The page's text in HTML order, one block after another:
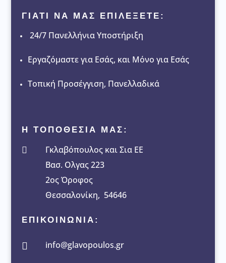
ΓΙΑΤΙ ΝΑ ΜΑΣ ΕΠΙΛΕΞΕΤΕ:
24/7 Πανελλήνια Υποστήριξη
Εργαζόμαστε για Εσάς, και Μόνο για Εσάς
Τοπική Προσέγγιση, Πανελλαδικά
Η ΤΟΠΟΘΕΣΙΑ ΜΑΣ:

Γκλαβόπουλος και Σια ΕΕ
Βασ. Ολγας 223
2ος Όροφος
Θεσσαλονίκη, 54646
ΕΠΙΚΟΙΝΩΝΙΑ:
 info@glavopoulos.gr